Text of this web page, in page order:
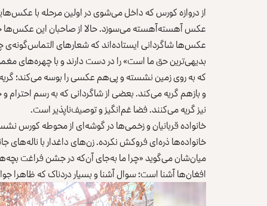
از دروازه کورس که داخل می‌شوی در اولین مرحله با
عکس‌ آهسته‌آهسته می‌سوزد. حالا از صاحبان این عکس‌ها
عکس‌ها شاگردانی ایستاده‌اند که شعارهای
بدیهی‌ترین حق ما است» را در دست دارند و با چهر‌ه‌های
که به روی زمین نشسته و پی‌هم عکسی را بوسه می‌کند؛
و بازهم گریه می‌کند. بعضی از شاگردانی که به رسم
نیز گریه می‌کنند. فضا غم‌انگیز و توصیف‌ناپذیر است.
خانواده‌ها ذره‌ای فروکش نکرده. زن‌های داغدار با ناله‌های
میان‌شان می‌گوید «چرا ما به‌جای آن‌که در جشن فراغت
افغان‌ها آشنا است؛ سوال آشنا و بسیار دردناک که ظاهرا